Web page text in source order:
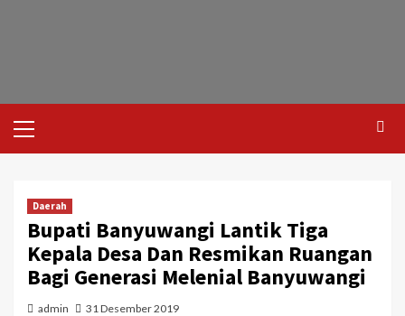
Daerah
Bupati Banyuwangi Lantik Tiga
Kepala Desa Dan Resmikan Ruangan
Bagi Generasi Melenial Banyuwangi
admin 31 Desember 2019